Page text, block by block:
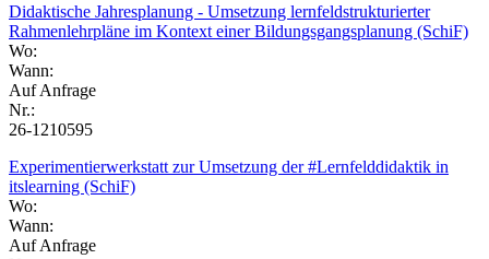
Didaktische Jahresplanung - Umsetzung lernfeldstrukturierter
Rahmenlehrpläne im Kontext einer Bildungsgangsplanung (SchiF)
Wo:
Wann:
Auf Anfrage
Nr.:
26-1210595
Experimentierwerkstatt zur Umsetzung der #Lernfelddidaktik in
itslearning (SchiF)
Wo:
Wann:
Auf Anfrage